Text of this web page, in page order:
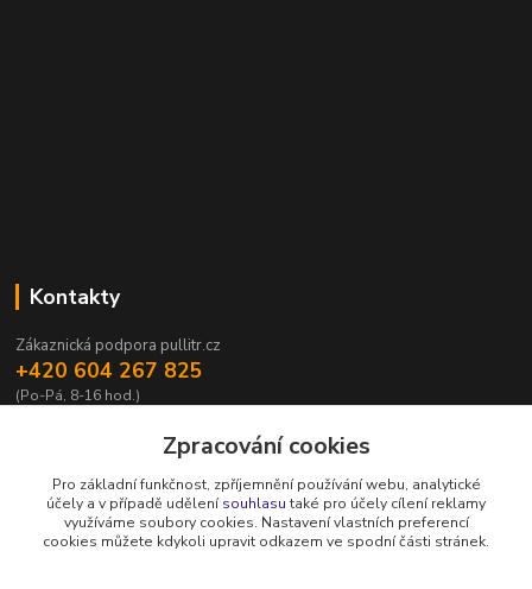
Kontakty
Zákaznická podpora pullitr.cz
+420 604 267 825
(Po-Pá, 8-16 hod.)
Zpracování cookies
Pro základní funkčnost, zpříjemnění používání webu, analytické
účely a v případě udělenísouhlasutaké pro účely cílení reklamy
využíváme soubory cookies. Nastavení vlastních preferencí
cookies můžete kdykoli upravit odkazem ve spodní části stránek.